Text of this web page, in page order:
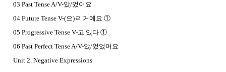
03 Past Tense A/V-았/었어요
04 Future Tense V-(으)ㄹ 거예요 ①
05 Progressive Tense V-고 있다 ①
06 Past Perfect Tense A/V-았/었었어요
Unit 2. Negative Expressions